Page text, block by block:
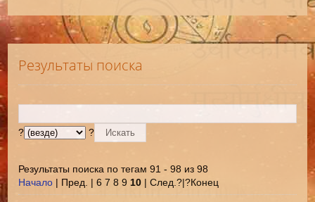
Результаты поиска
? ?
Результаты поиска по тегам 91 - 98 из 98
Начало | Пред. | 6 7 8 9 10 | След.?|?Конец